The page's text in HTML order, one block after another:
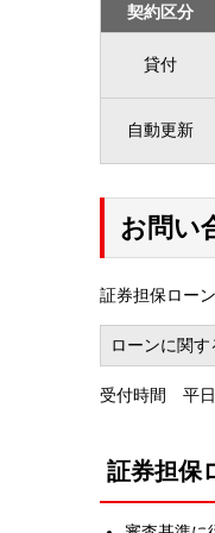
契約区分
貸付
自動更新
お問い
証券担保ロー
ローンに関
受付時間 平日
証券担保